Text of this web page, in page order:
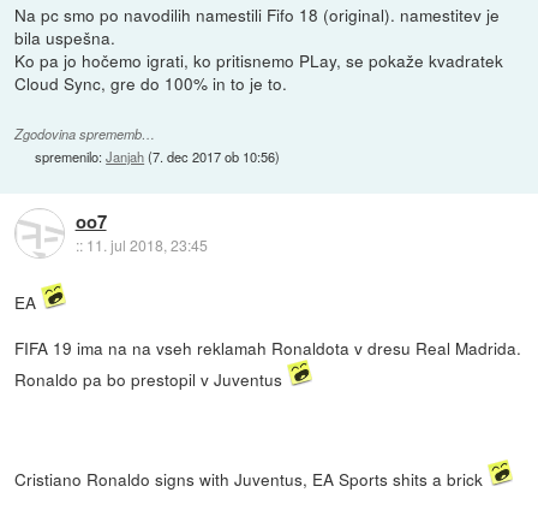
Na pc smo po navodilih namestili Fifo 18 (original). namestitev je
bila uspešna.
Ko pa jo hočemo igrati, ko pritisnemo PLay, se pokaže kvadratek
Cloud Sync, gre do 100% in to je to.
Zgodovina sprememb…
spremenilo:Janjah(7. dec 2017 ob 10:56)
oo7
:: 11. jul 2018, 23:45
EA
FIFA 19 ima na na vseh reklamah Ronaldota v dresu Real Madrida.
Ronaldo pa bo prestopil v Juventus
Cristiano Ronaldo signs with Juventus, EA Sports shits a brick